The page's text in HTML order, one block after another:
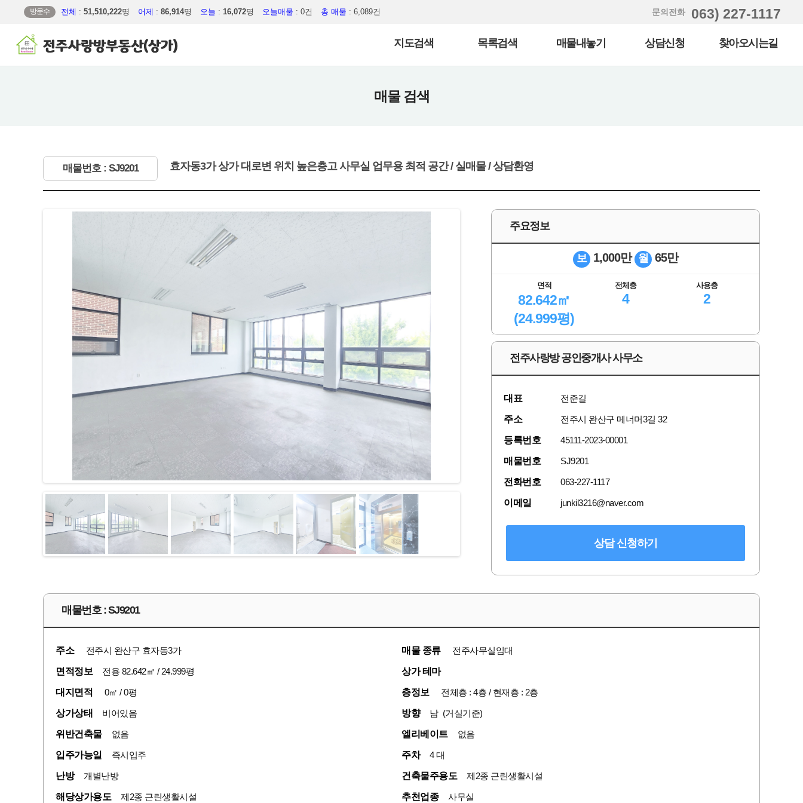
방문수 전체 : 51,510,222명 어제 : 86,914명 오늘 : 16,072명 오늘매물 : 0건 총 매물 : 6,089건 문의전화 063) 227-1117
지도검색 목록검색 매물내놓기 상담신청 찾아오시는길
매물 검색
매물번호 : SJ9201 효자동3가 상가 대로변 위치 높은층고 사무실 업무용 최적 공간 / 실매물 / 상담환영
주요정보
보 1,000만 월 65만
면적
82.642㎡
(24.999평)
전체층
4
사용층
2
전주사랑방 공인중개사 사무소
대표 전준길
주소 전주시 완산구 메너머3길 32
등록번호 45111-2023-00001
매물번호 SJ9201
전화번호 063-227-1117
이메일 junkil3216@naver.com
상담 신청하기
매물번호 : SJ9201
주소 전주시 완산구 효자동3가 매물 종류 전주사무실임대
면적정보 전용 82.642㎡ / 24.999평 상가 테마
대지면적 0㎡ / 0평 층정보 전체층 : 4층 / 현재층 : 2층
상가상태 비어있음 방향 남 (거실기준)
위반건축물 없음 엘리베이트 없음
입주가능일 즉시입주 주차 4 대
난방 개별난방 건축물주용도 제2종 근린생활시설
해당상가용도 제2종 근린생활시설 추천업종 사무실